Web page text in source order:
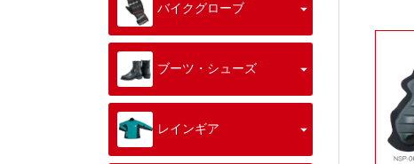
バイクグローブ
ブーツ・シューズ
レインギア